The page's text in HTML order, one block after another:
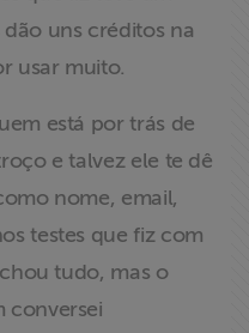
uns créditos na
usar muito.
está por trás de
e talvez ele te dê
nome, email,
testes que fiz com
tudo, mas o
conversei